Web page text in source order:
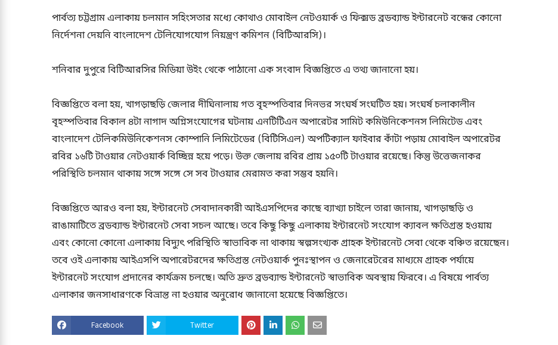
পার্বত্য চট্টগ্রাম এলাকায় চলমান সহিংসতার মধ্যে কোথাও মোবাইল নেটওয়ার্ক ও ফিক্সড ব্রডব্যান্ড ইন্টারনেট বন্ধের কোনো
নির্দেশনা দেয়নি বাংলাদেশ টেলিযোগযোগ নিয়ন্ত্রণ কমিশন (বিটিআরসি)।
শনিবার দুপুরে বিটিআরসির মিডিয়া উইং থেকে পাঠানো এক সংবাদ বিজ্ঞপ্তিতে এ তথ্য জানানো হয়।
বিজ্ঞপ্তিতে বলা হয়, খাগড়াছড়ি জেলার দীঘিনালায় গত বৃহস্পতিবার দিনভর সংঘর্ষ সংঘটিত হয়। সংঘর্ষ চলাকালীন
বৃহস্পতিবার বিকাল ৪টা নাগাদ অগ্নিসংযোগের ঘটনায় এনটিটিএন অপারেটর সামিট কমিউনিকেশনস লিমিটেড এবং
বাংলাদেশ টেলিকমিউনিকেশনস কোম্পানি লিমিটেডের (বিটিসিএল) অপটিক্যাল ফাইবার কাঁটা পড়ায় মোবাইল অপারেটর
রবির ১৬টি টাওয়ার নেটওয়ার্ক বিচ্ছিন্ন হয়ে পড়ে। উক্ত জেলায় রবির প্রায় ১৫০টি টাওয়ার রয়েছে। কিন্তু উত্তেজনাকর
পরিস্থিতি চলমান থাকায় সঙ্গে সঙ্গে সে সব টাওয়ার মেরামত করা সম্ভব হয়নি।
বিজ্ঞপ্তিতে আরও বলা হয়, ইন্টারনেট সেবাদানকারী আইএসপিদের কাছে ব্যাখ্যা চাইলে তারা জানায়, খাগড়াছড়ি ও
রাঙামাটিতে ব্রডব্যান্ড ইন্টারনেট সেবা সচল আছে। তবে কিছু কিছু এলাকায় ইন্টারনেট সংযোগ ক্যাবল ক্ষতিগ্রস্ত হওয়ায়
এবং কোনো কোনো এলাকায় বিদ্যুৎ পরিস্থিতি স্বাভাবিক না থাকায় স্বল্পসংখ্যক গ্রাহক ইন্টারনেট সেবা থেকে বঞ্চিত রয়েছেন।
তবে ওই এলাকায় আইএসপি অপারেটরদের ক্ষতিগ্রস্ত নেটওয়ার্ক পুনঃস্থাপন ও জেনারেটরের মাধ্যমে গ্রাহক পর্যায়ে
ইন্টারনেট সংযোগ প্রদানের কার্যক্রম চলছে। অতি দ্রুত ব্রডব্যান্ড ইন্টারনেট স্বাভাবিক অবস্থায় ফিরবে। এ বিষয়ে পার্বত্য
এলাকার জনসাধারণকে বিভ্রান্ত না হওয়ার অনুরোধ জানানো হয়েছে বিজ্ঞপ্তিতে।
Facebook Twitter